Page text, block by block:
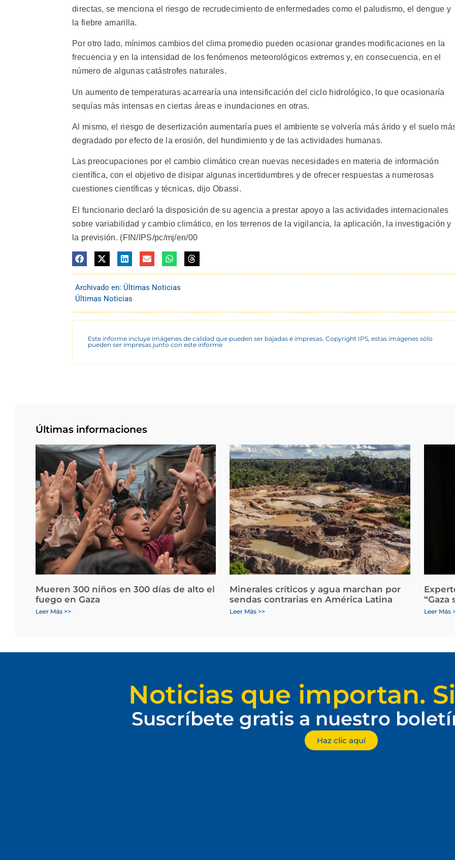
directas, se menciona el riesgo de recrudecimiento de enfermedades como el paludismo, el dengue y
la fiebre amarilla.
Por otro lado, mínimos cambios del clima promedio pueden ocasionar grandes modificaciones en la
frecuencia y en la intensidad de los fenómenos meteorológicos extremos y, en consecuencia, en el
número de algunas catástrofes naturales.
Un aumento de temperaturas acarrearía una intensificación del ciclo hidrológico, lo que ocasionaría
sequías más intensas en ciertas áreas e inundaciones en otras.
Al mismo, el riesgo de desertización aumentaría pues el ambiente se volvería más árido y el suelo
degradado por efecto de la erosión, del hundimiento y de las actividades humanas.
Las preocupaciones por el cambio climático crean nuevas necesidades en materia de información
científica, con el objetivo de disipar algunas incertidumbres y de ofrecer respuestas a numerosas
cuestiones científicas y técnicas, dijo Obassi.
El funcionario declaró la disposición de su agencia a prestar apoyo a las actividades internacionales
sobre variabilidad y cambio climático, en los terrenos de la vigilancia, la aplicación, la investigación y
la previsión. (FIN/IPS/pc/mj/en/00
Archivado en: Últimas Noticias
Últimas Noticias
Este informe incluye imágenes de calidad que pueden ser bajadas e impresas. Copyright IPS, estas imágenes sólo
pueden ser impresas junto con este informe
Últimas informaciones
Mueren 300 niños en 300 días de alto el
fuego en Gaza
Leer Más >>
Minerales críticos y agua marchan por
sendas contrarias en América Latina
Leer Más >>
“Gaza
Leer Más
Noticias que importan.
Suscríbete gratis a nuestro
Haz clic aquí